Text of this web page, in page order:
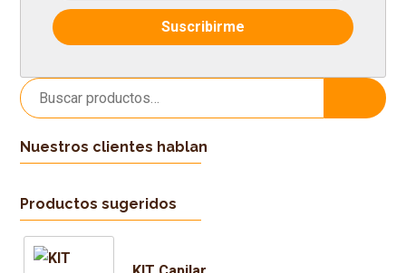
Buscar
por:
Nuestros clientes hablan
Productos sugeridos